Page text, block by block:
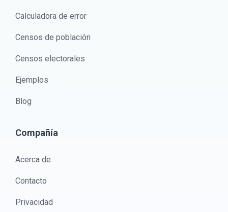
Calculadora de error
Censos de población
Censos electorales
Ejemplos
Blog
Compañía
Acerca de
Contacto
Privacidad